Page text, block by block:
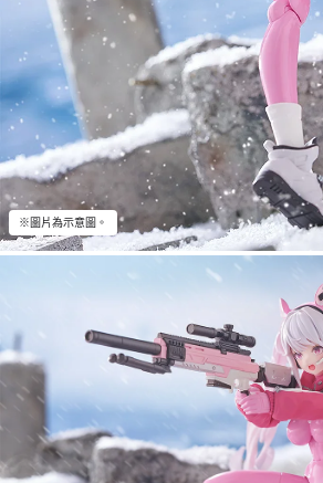
※圖片為示意圖。